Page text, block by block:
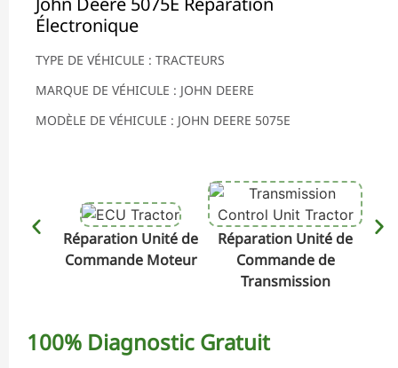
Électronique
TYPE DE VÉHICULE : TRACTEURS
MARQUE DE VÉHICULE : JOHN DEERE
MODÈLE DE VÉHICULE : JOHN DEERE 5075E
Réparation Unité de
Commande Moteur
Réparation Unité de
Commande de
Transmission
100% Diagnostic Gratuit